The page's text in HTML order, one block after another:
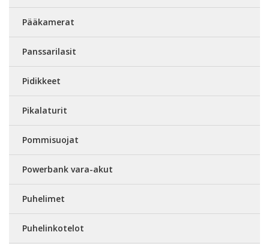
Pääkamerat
Panssarilasit
Pidikkeet
Pikalaturit
Pommisuojat
Powerbank vara-akut
Puhelimet
Puhelinkotelot